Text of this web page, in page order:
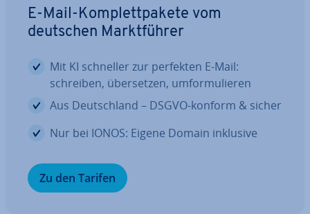
E-Mail-Kom­plett­pa­ke­te vom
deutschen Markt­füh­rer
Mit KI schneller zur perfekten E-Mail:
schreiben, über­set­zen, um­for­mu­lie­ren
Aus Deutsch­land – DSGVO-konform & sicher
Nur bei IONOS: Eigene Domain inklusive
Zu den Tarifen